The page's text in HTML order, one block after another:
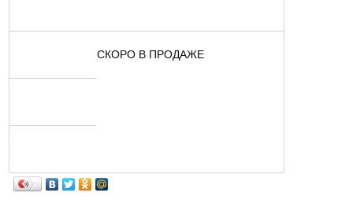
СКОРО В ПРОДАЖЕ